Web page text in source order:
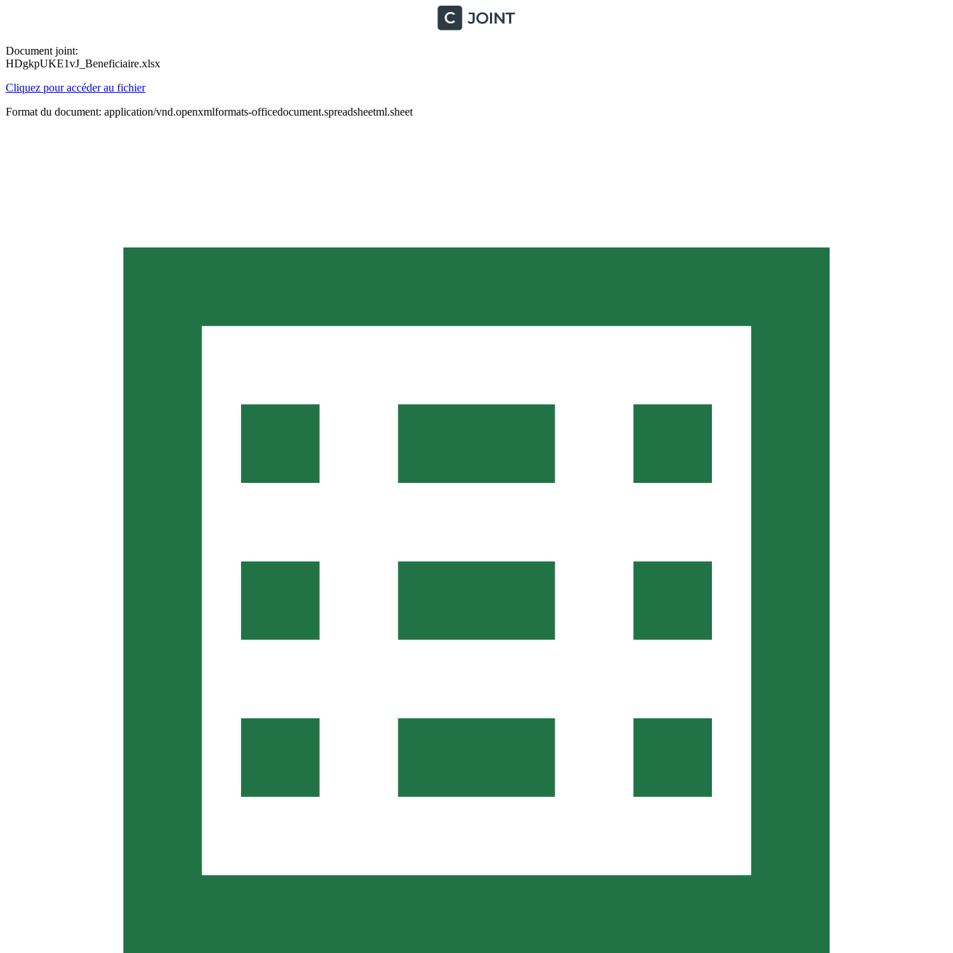
Document joint:
HDgkpUKE1vJ_Beneficiaire.xlsx
Cliquez pour accéder au fichier
Format du document: application/vnd.openxmlformats-officedocument.spreadsheetml.sheet